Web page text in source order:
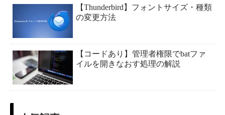
【Thunderbird】フォントサイズ・種類
の変更方法
【コードあり】管理者権限でbatファ
イルを開きなおす処理の解説